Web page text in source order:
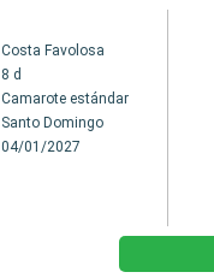
Costa Favolosa
8 d
Camarote estándar
Santo Domingo
04/01/2027